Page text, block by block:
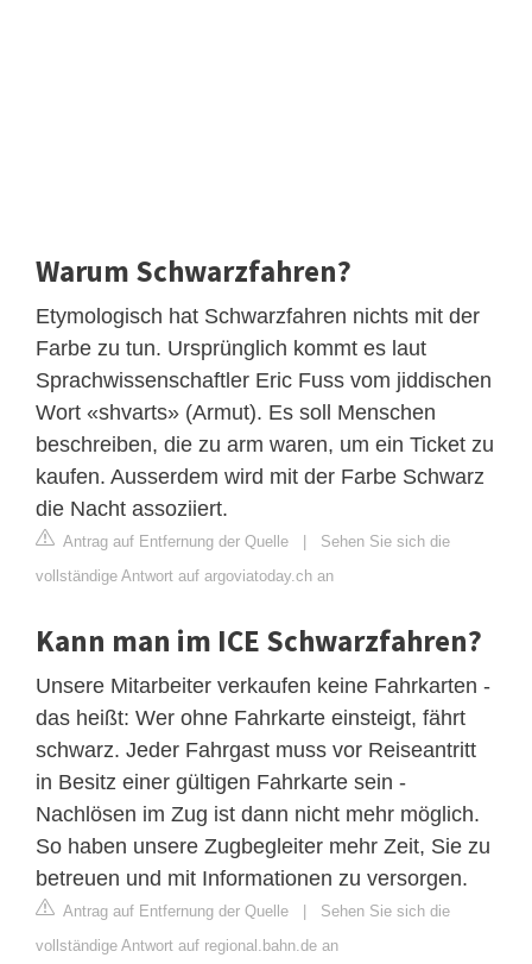
Warum Schwarzfahren?
Etymologisch hat Schwarzfahren nichts mit der
Farbe zu tun. Ursprünglich kommt es laut
Sprachwissenschaftler Eric Fuss vom jiddischen
Wort «shvarts» (Armut). Es soll Menschen
beschreiben, die zu arm waren, um ein Ticket zu
kaufen. Ausserdem wird mit der Farbe Schwarz
die Nacht assoziiert.
Antrag auf Entfernung der Quelle | Sehen Sie sich die
vollständige Antwort auf argoviatoday.ch an
Kann man im ICE Schwarzfahren?
Unsere Mitarbeiter verkaufen keine Fahrkarten -
das heißt: Wer ohne Fahrkarte einsteigt, fährt
schwarz. Jeder Fahrgast muss vor Reiseantritt
in Besitz einer gültigen Fahrkarte sein -
Nachlösen im Zug ist dann nicht mehr möglich.
So haben unsere Zugbegleiter mehr Zeit, Sie zu
betreuen und mit Informationen zu versorgen.
Antrag auf Entfernung der Quelle | Sehen Sie sich die
vollständige Antwort auf regional.bahn.de an